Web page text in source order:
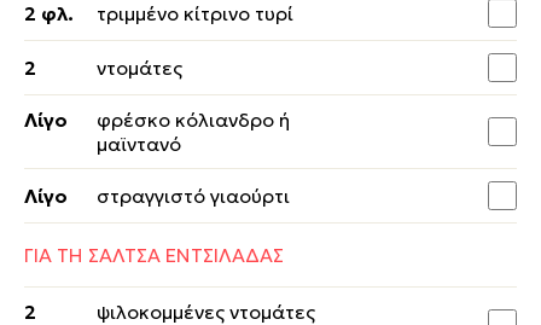
2 φλ. τριμμένο κίτρινο τυρί
2 ντομάτες
Λίγο
φρέσκο κόλιανδρο ή
μαϊντανό
Λίγο στραγγιστό γιαούρτι
ΓΙΑ ΤΗ ΣΑΛΤΣΑ ΕΝΤΣΙΛΑΔΑΣ
2
ψιλοκομμένες ντομάτες